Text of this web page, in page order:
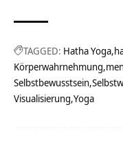
TAGGED: Hatha Yoga
Körperwahrnehmung
Selbstbewusstsein
Visualisierung Yoga